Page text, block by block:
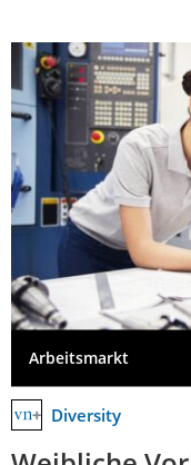
Arbeitsmarkt
Diversity